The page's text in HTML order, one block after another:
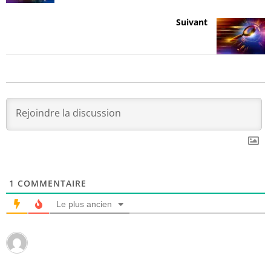
Suivant
1 COMMENTAIRE
Le plus ancien